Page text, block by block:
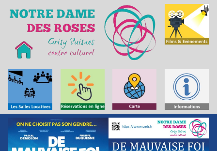
Skip to main content Skip to navigation